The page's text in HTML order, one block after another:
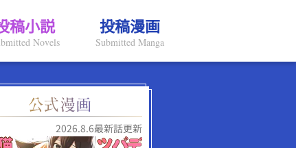
稿小説
Novels
投稿漫画
Submitted Manga
2026.8.6最新話更新